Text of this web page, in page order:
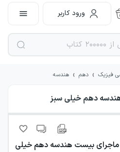
ورود کاربر
فیزیک › دهم › هندسه
دهم خیلی سبز
ماجرای بیست هندسه دهم خیلی